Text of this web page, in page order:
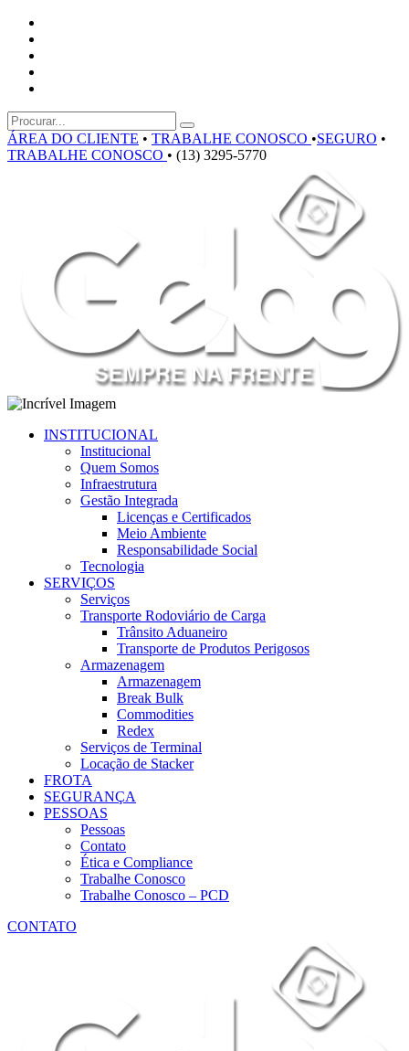
ÁREA DO CLIENTE • TRABALHE CONOSCO •SEGURO •
TRABALHE CONOSCO • (13) 3295-5770
INSTITUCIONAL
Institucional
Quem Somos
Infraestrutura
Gestão Integrada
Licenças e Certificados
Meio Ambiente
Responsabilidade Social
Tecnologia
SERVIÇOS
Serviços
Transporte Rodoviário de Carga
Trânsito Aduaneiro
Transporte de Produtos Perigosos
Armazenagem
Armazenagem
Break Bulk
Commodities
Redex
Serviços de Terminal
Locação de Stacker
FROTA
SEGURANÇA
PESSOAS
Pessoas
Contato
Ética e Compliance
Trabalhe Conosco
Trabalhe Conosco – PCD
CONTATO